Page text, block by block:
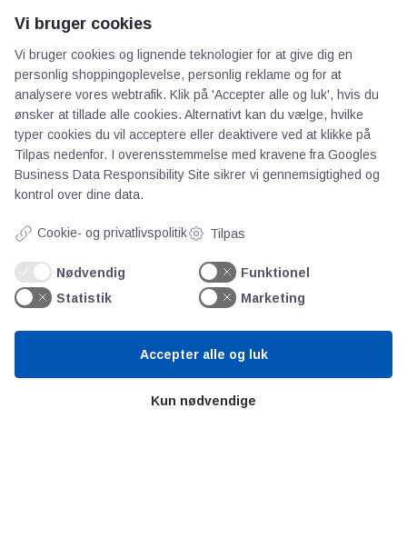
Teknologisk Institut
Bitva
Videncentre
Litteratur
Forkortelser
Ståbi
Alltomteknikindustrin
Altombyen
Lidt af hvert…
Vi bruger cookies
Vi bruger cookies og lignende teknologier for at give dig en
personlig shoppingoplevelse, personlig reklame og for at
analysere vores webtrafik. Klik på 'Accepter alle og luk', hvis du
ønsker at tillade alle cookies. Alternativt kan du vælge, hvilke
typer cookies du vil acceptere eller deaktivere ved at klikke på
Tilpas nedenfor. I overensstemmelse med kravene fra Googles
Business Data Responsibility Site sikrer vi gennemsigtighed og
kontrol over dine data.
Cookie- og privatlivspolitik Tilpas
Nødvendig
Funktionel
Statistik
Marketing
Kun nødvendige
Accepter alle og luk